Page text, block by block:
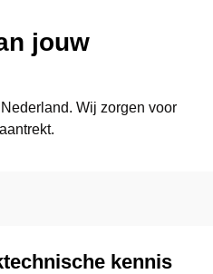
jouw
Wij zorgen voor
kennis